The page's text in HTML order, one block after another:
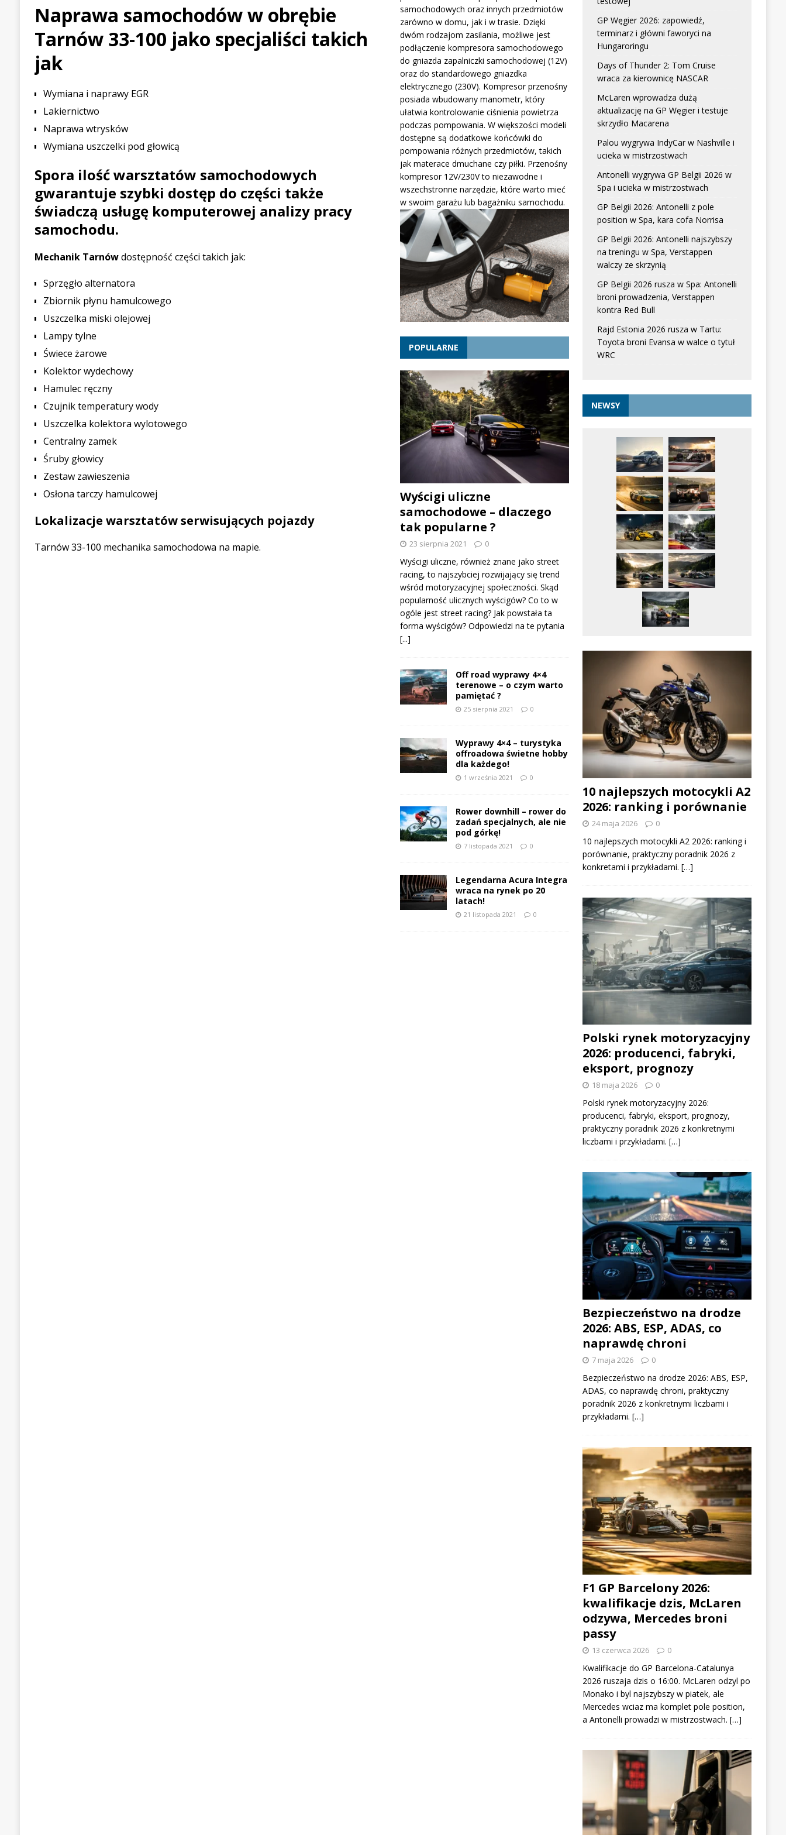
[ 21 lipca 2026 ] Palou wygrywa IndyCar w Nashville i ucieka w mistrzostwach
WIADOMOŚCI
WYŚCIGOWE
[ 30 lipca 2026 ]
Kia Sportage – osiągi, wersje silnikowe i pierwsze wrażenia z jazdy testowej
Naprawa samochodów w obrębie
Tarnów 33-100 jako specjaliści takich
jak
Wymiana i naprawy EGR
Lakiernictwo
Naprawa wtrysków
Wymiana uszczelki pod głowicą
Spora ilość warsztatów samochodowych
gwarantuje szybki dostęp do części także
świadczą usługę komputerowej analizy pracy
samochodu.
Mechanik Tarnówdostępność części takich jak:
Sprzęgło alternatora
Zbiornik płynu hamulcowego
Uszczelka miski olejowej
Lampy tylne
Świece żarowe
Kolektor wydechowy
Hamulec ręczny
Czujnik temperatury wody
Uszczelka kolektora wylotowego
Centralny zamek
Śruby głowicy
Zestaw zawieszenia
Osłona tarczy hamulcowej
Lokalizacje warsztatów serwisujących pojazdy
Tarnów 33-100 mechanika samochodowa na mapie.
samochodowych oraz innych przedmiotów
zarówno w domu, jak i w trasie. Dzięki
dwóm rodzajom zasilania, możliwe jest
podłączenie kompresora samochodowego
do gniazda zapalniczki samochodowej (12V)
oraz do standardowego gniazdka
elektrycznego (230V). Kompresor przenośny
posiada wbudowany manometr, który
ułatwia kontrolowanie ciśnienia powietrza
podczas pompowania. W większości modeli
dostępne są dodatkowe końcówki do
pompowania różnych przedmiotów, takich
jak materace dmuchane czy piłki. Przenośny
kompresor 12V/230V to niezawodne i
wszechstronne narzędzie, które warto mieć
w swoim garażu lub bagażniku samochodu.
POPULARNE
Wyścigi uliczne
samochodowe – dlaczego
tak popularne ?
23 sierpnia 2021 0
Wyścigi uliczne, również znane jako street
racing, to najszybciej rozwijający się trend
wśród motoryzacyjnej społeczności. Skąd
popularność ulicznych wyścigów? Co to w
ogóle jest street racing? Jak powstała ta
forma wyścigów? Odpowiedzi na te pytania
[...]
Off road wyprawy 4×4
terenowe – o czym warto
pamiętać ?
25 sierpnia 2021 0
Wyprawy 4×4 – turystyka
offroadowa świetne hobby
dla każdego!
1 września 2021 0
Rower downhill – rower do
zadań specjalnych, ale nie
pod górkę!
7 listopada 2021 0
Legendarna Acura Integra
wraca na rynek po 20
latach!
21 listopada 2021 0
GP Węgier 2026: zapowiedź,
terminarz i główni faworyci na
Hungaroringu
Days of Thunder 2: Tom Cruise
wraca za kierownicę NASCAR
McLaren wprowadza dużą
aktualizację na GP Węgier i testuje
skrzydło Macarena
Palou wygrywa IndyCar w Nashville i
ucieka w mistrzostwach
Antonelli wygrywa GP Belgii 2026 w
Spa i ucieka w mistrzostwach
GP Belgii 2026: Antonelli z pole
position w Spa, kara cofa Norrisa
GP Belgii 2026: Antonelli najszybszy
na treningu w Spa, Verstappen
walczy ze skrzynią
GP Belgii 2026 rusza w Spa: Antonelli
broni prowadzenia, Verstappen
kontra Red Bull
Rajd Estonia 2026 rusza w Tartu:
Toyota broni Evansa w walce o tytuł
WRC
NEWSY
10 najlepszych motocykli A2
2026: ranking i porównanie
24 maja 2026 0
10 najlepszych motocykli A2 2026: ranking i
porównanie, praktyczny poradnik 2026 z
konkretami i przykładami. […]
Polski rynek motoryzacyjny
2026: producenci, fabryki,
eksport, prognozy
18 maja 2026 0
Polski rynek motoryzacyjny 2026:
producenci, fabryki, eksport, prognozy,
praktyczny poradnik 2026 z konkretnymi
liczbami i przykładami. […]
Bezpieczeństwo na drodze
2026: ABS, ESP, ADAS, co
naprawdę chroni
7 maja 2026 0
Bezpieczeństwo na drodze 2026: ABS, ESP,
ADAS, co naprawdę chroni, praktyczny
poradnik 2026 z konkretnymi liczbami i
przykładami. […]
F1 GP Barcelony 2026:
kwalifikacje dzis, McLaren
odzywa, Mercedes broni
passy
13 czerwca 2026 0
Kwalifikacje do GP Barcelona-Catalunya
2026 ruszaja dzis o 16:00. McLaren odzyl po
Monako i byl najszybszy w piatek, ale
Mercedes wciaz ma komplet pole position,
a Antonelli prowadzi w mistrzostwach. […]